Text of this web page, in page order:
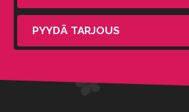
PYYDÄ TARJOUS